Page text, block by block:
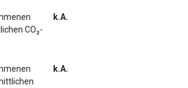
Regelanlage (Tempomat) mit
ACC
CO₂-
k.A.
k.A.